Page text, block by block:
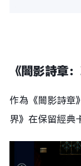
《闇影詩章
作為《闇影詩章
界》在保留經典